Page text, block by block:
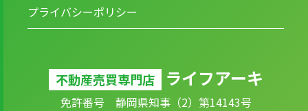
プライバシーポリシー
不動産売買専門店 ライフアーキ
免許番号 静岡県知事（2）第14143号